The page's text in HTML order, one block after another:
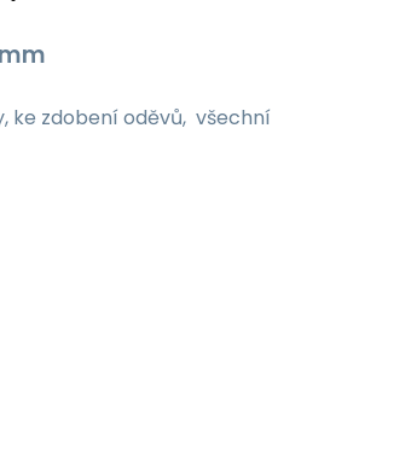
ke zdobení oděvů, všechní